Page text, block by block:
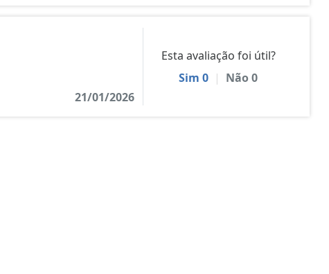
21/01/2026
Esta avaliação foi útil?
Sim 0 | Não0